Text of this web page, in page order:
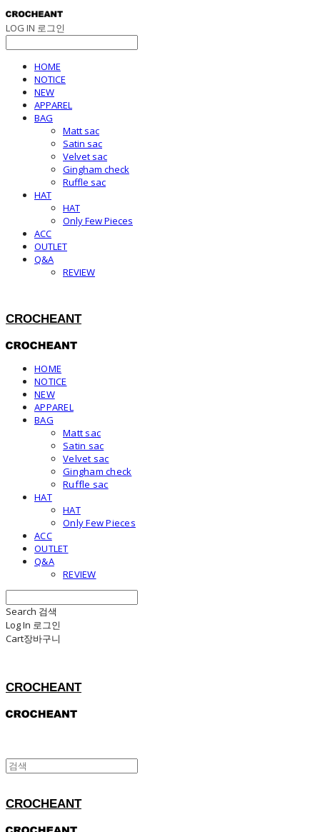
LOG IN 로그인
HOME
NOTICE
NEW
APPAREL
BAG
Matt sac
Satin sac
Velvet sac
Gingham check
Ruffle sac
HAT
HAT
Only Few Pieces
ACC
OUTLET
Q&A
REVIEW
CROCHEANT
HOME
NOTICE
NEW
APPAREL
BAG
Matt sac
Satin sac
Velvet sac
Gingham check
Ruffle sac
HAT
HAT
Only Few Pieces
ACC
OUTLET
Q&A
REVIEW
Search 검색
Log In 로그인
Cart장바구니
CROCHEANT
CROCHEANT